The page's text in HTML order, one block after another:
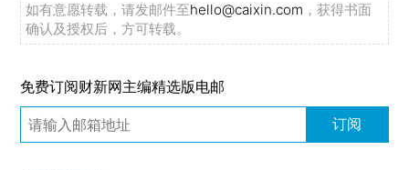
如有意愿转载，请发邮件至hello@caixin.com ，获得书面
确认及授权后，方可转载。
免费订阅财新网主编精选版电邮
订阅